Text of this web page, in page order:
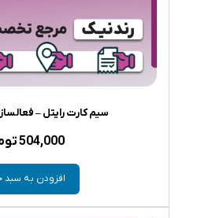
سیم کارت رایتل –
504,000
افزودن به سبد